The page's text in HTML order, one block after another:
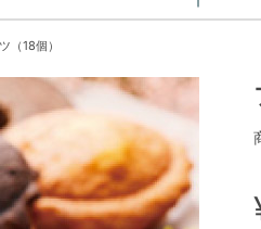
（18個）